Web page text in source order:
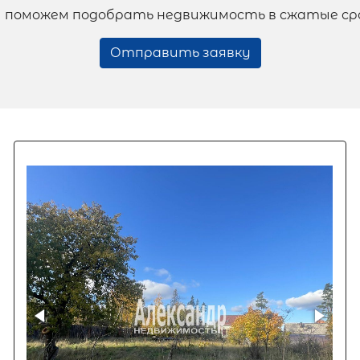
подобрать недвижимость в сжатые
Отправить заявку